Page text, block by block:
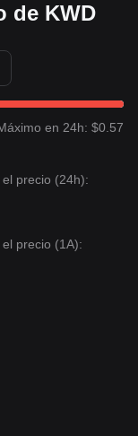
de KWD
en 24h: $0.57
precio (24h):
precio (1A):